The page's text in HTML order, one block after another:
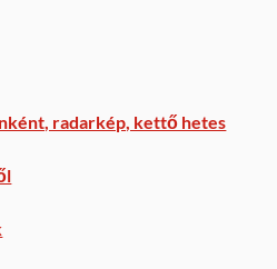
radarkép, kettő hetes